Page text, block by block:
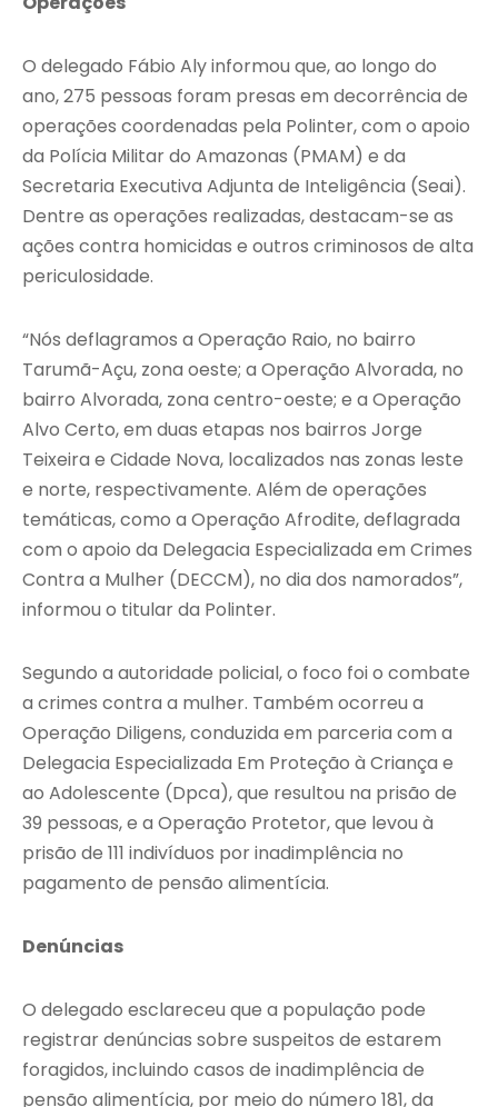
O delegado Fábio Aly informou que, ao longo do
ano, 275 pessoas foram presas em decorrência de
operações coordenadas pela Polinter, com o apoio
da Polícia Militar do Amazonas (PMAM) e da
Secretaria Executiva Adjunta de Inteligência (Seai).
Dentre as operações realizadas, destacam-se as
ações contra homicidas e outros criminosos de alta
periculosidade.
“Nós deflagramos a Operação Raio, no bairro
Tarumã-Açu, zona oeste; a Operação Alvorada, no
bairro Alvorada, zona centro-oeste; e a Operação
Alvo Certo, em duas etapas nos bairros Jorge
Teixeira e Cidade Nova, localizados nas zonas leste
e norte, respectivamente. Além de operações
temáticas, como a Operação Afrodite, deflagrada
com o apoio da Delegacia Especializada em Crimes
Contra a Mulher (DECCM), no dia dos namorados”,
informou o titular da Polinter.
Segundo a autoridade policial, o foco foi o combate
a crimes contra a mulher. Também ocorreu a
Operação Diligens, conduzida em parceria com a
Delegacia Especializada Em Proteção à Criança e
ao Adolescente (Dpca), que resultou na prisão de
39 pessoas, e a Operação Protetor, que levou à
prisão de 111 indivíduos por inadimplência no
pagamento de pensão alimentícia.
Denúncias
O delegado esclareceu que a população pode
registrar denúncias sobre suspeitos de estarem
foragidos, incluindo casos de inadimplência de
pensão alimentícia, por meio do número 181, da